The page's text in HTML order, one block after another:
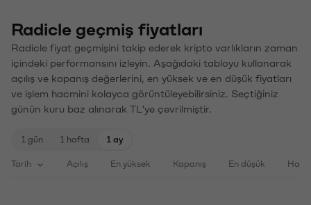
Radicle geçmiş fiyatları
Radicle fiyat geçmişini takip ederek kripto varlıkların zaman
içindeki performansını izleyin. Aşağıdaki tabloyu kullanarak
açılış ve kapanış değerlerini, en yüksek ve en düşük fiyatları
ve işlem hacmini kolayca görüntüleyebilirsiniz. Seçtiğiniz
günün kuru baz alınarak TL'ye çevrilmiştir.
1 gün 1 hafta 1 ay
Tarih Açılış En yüksek Kapanış En düşük